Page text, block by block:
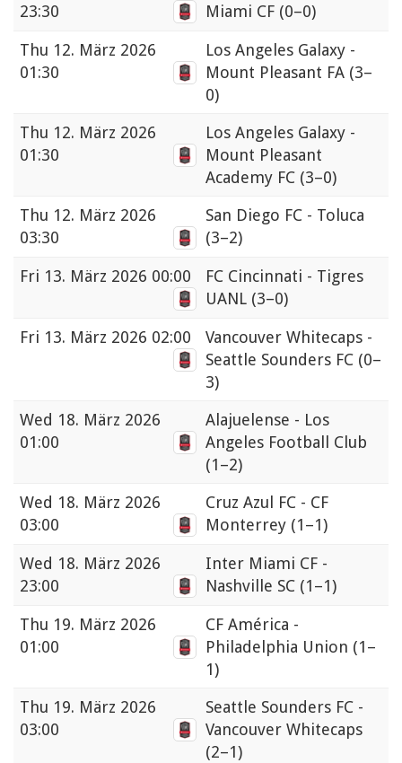
23:30
Miami CF (0–0)
Thu 12. März 2026
01:30
Los Angeles Galaxy -
Mount Pleasant FA (3–
0)
Thu 12. März 2026
01:30
Los Angeles Galaxy -
Mount Pleasant
Academy FC (3–0)
Thu 12. März 2026
03:30
San Diego FC - Toluca
(3–2)
Fri 13. März 2026 00:00
FC Cincinnati - Tigres
UANL (3–0)
Fri 13. März 2026 02:00
Vancouver Whitecaps -
Seattle Sounders FC (0–
3)
Wed 18. März 2026
01:00
Alajuelense - Los
Angeles Football Club
(1–2)
Wed 18. März 2026
03:00
Cruz Azul FC - CF
Monterrey (1–1)
Wed 18. März 2026
23:00
Inter Miami CF -
Nashville SC (1–1)
Thu 19. März 2026
01:00
CF América -
Philadelphia Union (1–
1)
Thu 19. März 2026
03:00
Seattle Sounders FC -
Vancouver Whitecaps
(2–1)